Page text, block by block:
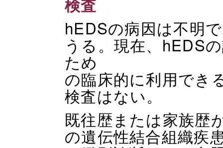
検査
hEDSの病因は不明
うる。現在、hEDS
ため
の臨床的に利用でき
検査はない。
既往歴または家族歴
の遺伝性結合組織疾